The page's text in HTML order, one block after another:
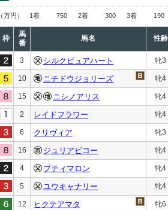
（万円） 1着 750 2着 300 3着 190
枠
馬
番
馬名 性齢
3 シルクピュアハート 牝3
10 ニチドウジョリーズ 牝4
15 ニシノアリス 牝4
2 レイドフラワー 牝4
6 クリヴィア 牝3
16 ジュリアビコー 牝4
4 プティマロン 牝4
5 ユウキャナリー 牝4
12 ヒクテアマタ 牝6